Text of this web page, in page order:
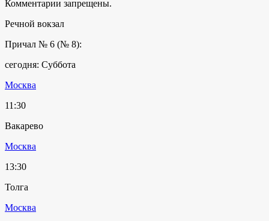
Комментарии запрещены.
Речной вокзал
Причал № 6 (№ 8):
сегодня: Суббота
Москва
11:30
Вакарево
Москва
13:30
Толга
Москва